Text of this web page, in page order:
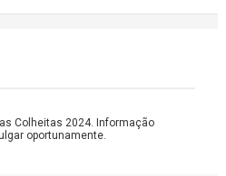
Colheitas 2024. Informação
oportunamente.